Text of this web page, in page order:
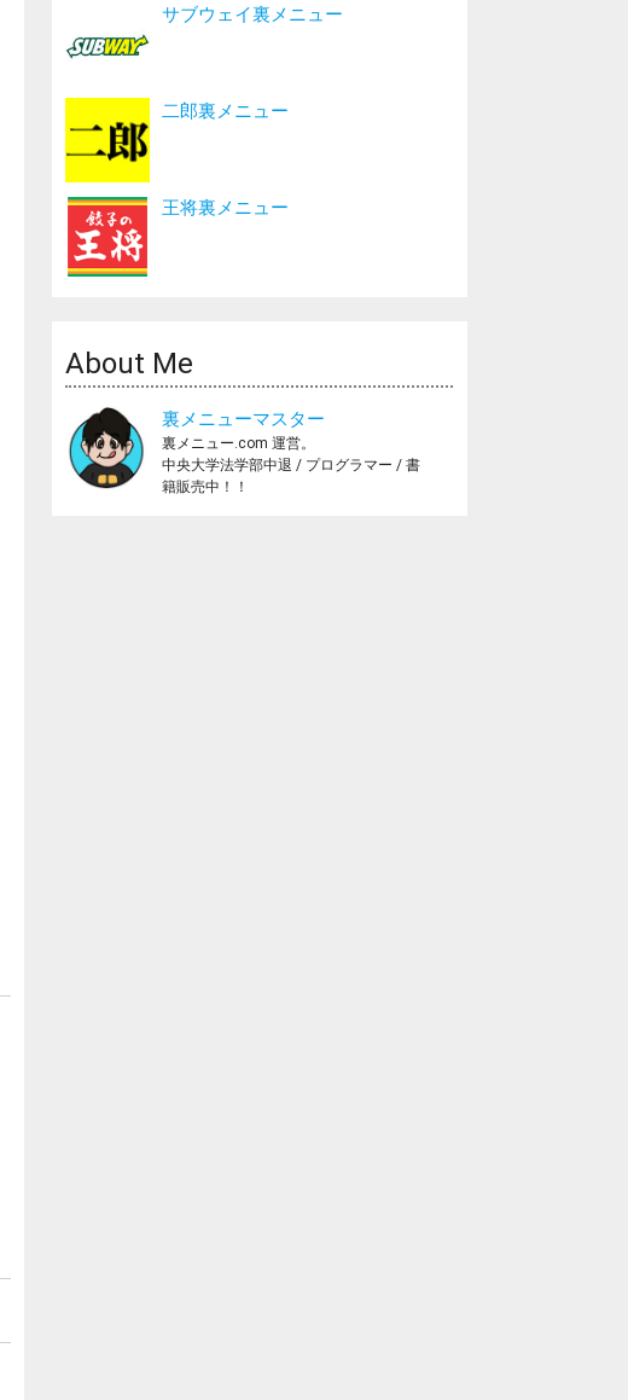
サブウェイ裏メニュー
二郎裏メニュー
王将裏メニュー
About Me
裏メニューマスター
裏メニュー.com 運営。
中央大学法学部中退 / プログラマー / 書
籍販売中！！